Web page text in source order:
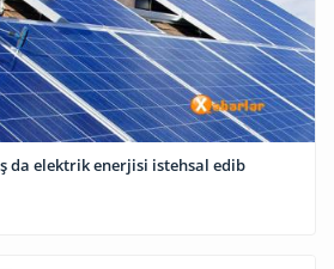
da elektrik enerjisi istehsal edib